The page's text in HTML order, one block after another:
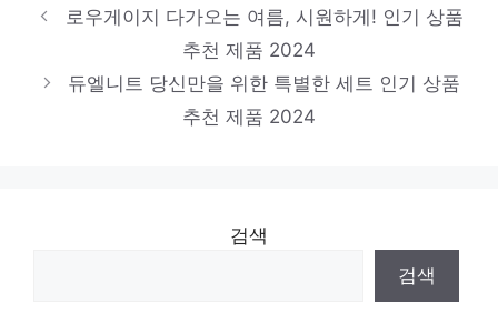
몸빼바지
품절임박! 지금 바로 찬스! 인기 상품 추천 제
품 2024
로우게이지 다가오는 여름, 시원하게! 인기 상품
추천 제품 2024
듀엘니트 당신만을 위한 특별한 세트 인기 상품
추천 제품 2024
검색
검색